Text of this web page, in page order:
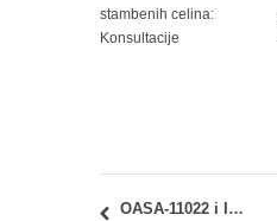
stambenih celina:
Konsultacije
OASA-11022 i IASA-11022 Arhitektura danas: uvid u radove kolokvijuma